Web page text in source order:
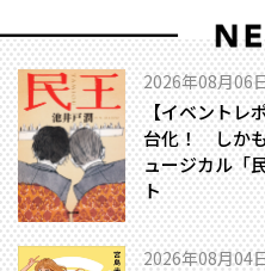
2026年08月06
【イベントレ
台化！ しかも
ュージカル「
ト
2026年08月04